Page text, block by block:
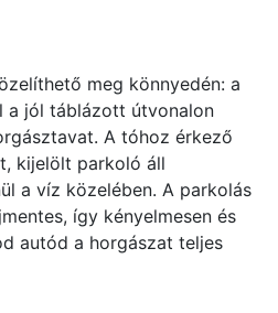
meg könnyedén: a
a jól táblázott útvonalon
A tóhoz érkező
kijelölt parkoló áll
a víz közelében. A parkolás
így kényelmesen és
autód a horgászat teljes